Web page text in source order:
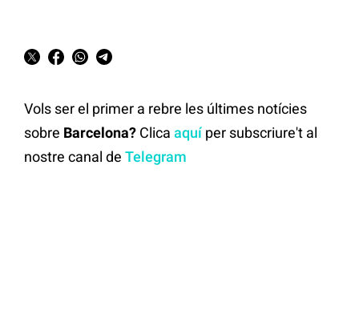
Vols ser el primer a rebre les últimes notícies
sobre Barcelona? Clica aquíper subscriure't al
nostre canal de Telegram